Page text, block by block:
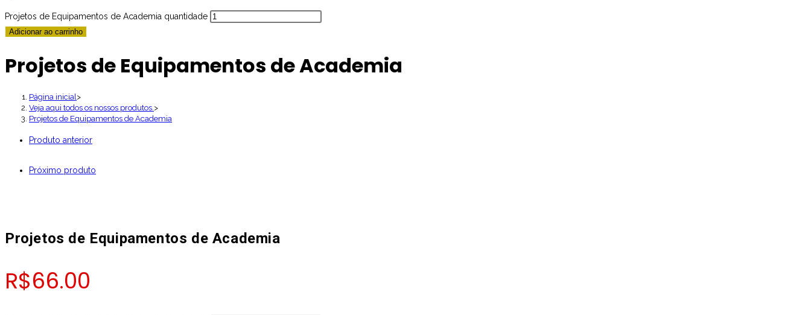
Projetos de Equipamentos de Academia quantidade
Adicionar ao carrinho
Projetos de Equipamentos de Academia
Página inicial>
Veja aqui todos os nossos produtos.>
Projetos de Equipamentos de Academia
Produto anterior
Próximo produto
Projetos de Equipamentos de Academia
R$66.00